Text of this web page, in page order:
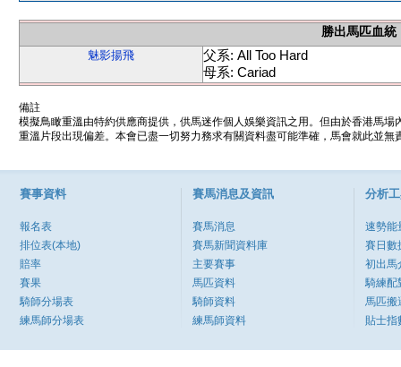
勝出馬匹血統
魅影揚飛
父系: All Too Hard
母系: Cariad
備註
模擬鳥瞰重溫由特約供應商提供，供馬迷作個人娛樂資訊之用。但由於香港馬
重溫片段出現偏差。本會已盡一切努力務求有關資料盡可能準確，馬會就此並
賽事資料
報名表
排位表(本地)
賠率
賽果
騎師分場表
練馬師分場表
賽馬消息及資訊
賽馬消息
賽馬新聞資料庫
主要賽事
馬匹資料
騎師資料
練馬師資料
分析
速勢能
賽日數
初出馬
騎練配
馬匹搬
貼士指